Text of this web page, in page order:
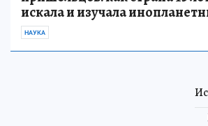
искала и изучала
НАУКА